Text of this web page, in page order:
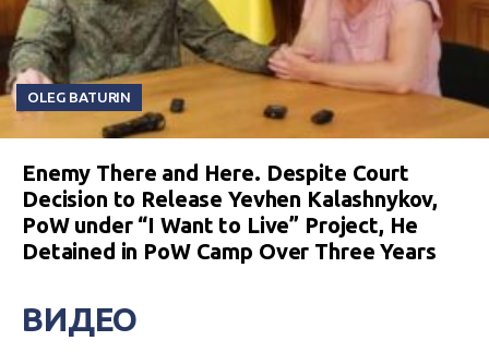
OLEG BATURIN
Enemy There and Here. Despite Court
Decision to Release Yevhen Kalashnykov,
PoW under “I Want to Live” Project, He
Detained in PoW Camp Over Three Years
ВИДЕО